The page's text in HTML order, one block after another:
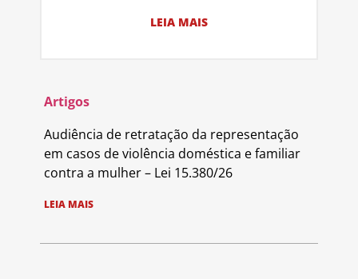
LEIA MAIS
Artigos
Audiência de retratação da representação
em casos de violência doméstica e familiar
contra a mulher – Lei 15.380/26
LEIA MAIS